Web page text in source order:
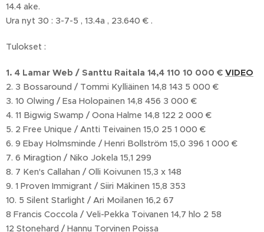
14.4 ake.
Ura nyt 30 : 3-7-5 , 13.4a , 23.640 € .
Tulokset :
1. 4 Lamar Web / Santtu Raitala 14,4 110 10 000 € VIDEO
2. 3 Bossaround / Tommi Kylliäinen 14,8 143 5 000 €
3. 10 Olwing / Esa Holopainen 14,8 456 3 000 €
4. 11 Bigwig Swamp / Oona Halme 14,8 122 2 000 €
5. 2 Free Unique / Antti Teivainen 15,0 25 1 000 €
6. 9 Ebay Holmsminde / Henri Bollström 15,0 396 1 000 €
7. 6 Miragtion / Niko Jokela 15,1 299
8. 7 Ken's Callahan / Olli Koivunen 15,3 x 148
9. 1 Proven Immigrant / Siiri Mäkinen 15,8 353
10. 5 Silent Starlight / Ari Moilanen 16,2 67
8 Francis Coccola / Veli-Pekka Toivanen 14,7 hlo 2 58
12 Stonehard / Hannu Torvinen Poissa